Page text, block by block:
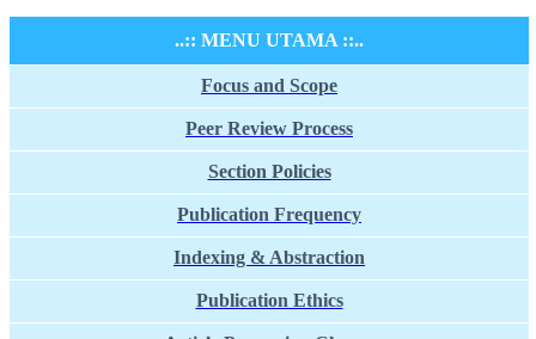
..:: MENU UTAMA ::..
Focus and Scope
Peer Review Process
Section Policies
Publication Frequency
Indexing & Abstraction
Publication Ethics